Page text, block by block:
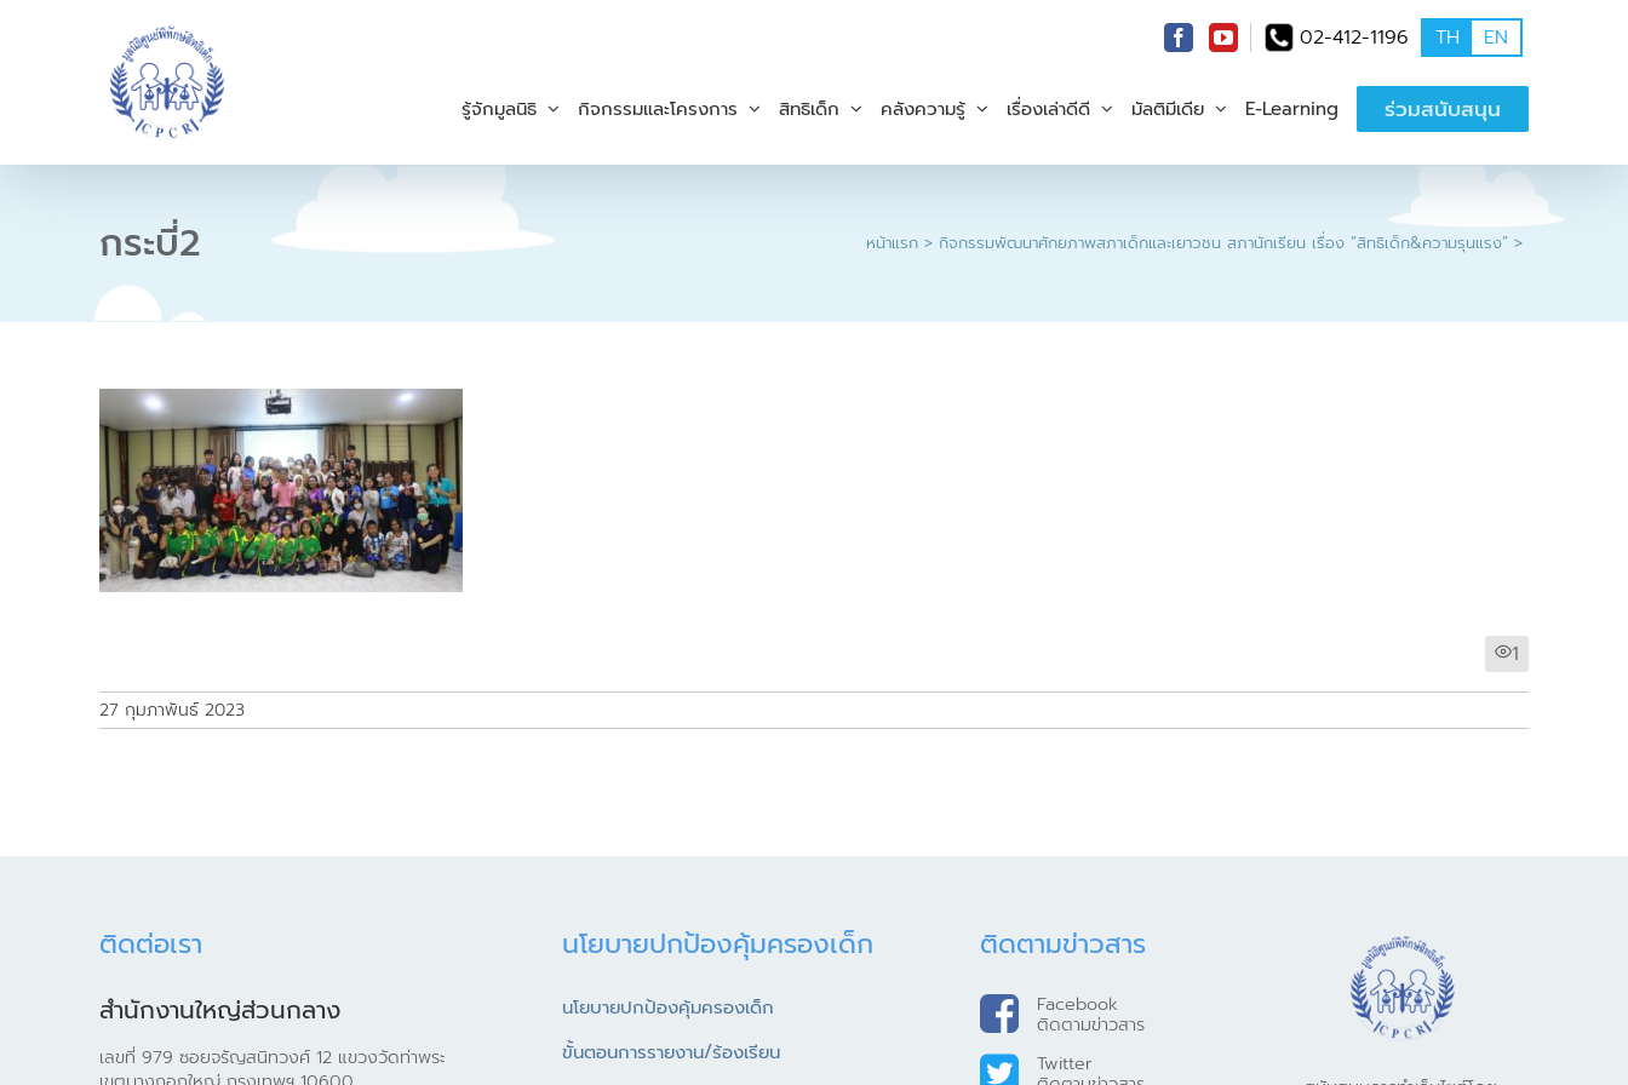
c
t
02-412-1196 TH EN
รู้จักมูลนิธิ กิจกรรมและโครงการ สิทธิเด็ก คลังความรู้ เรื่องเล่าดีดี มัลติมีเดีย E-Learning ร่วมสนับสนุน
กระบี่2 หน้าแรก กิจกรรมพัฒนาศักยภาพสภาเด็กและเยาวชน สภานักเรียน เรื่อง “สิทธิเด็ก&ความรุนแรง”
1
27 กุมภาพันธ์ 2023
ติดต่อเรา
สำนักงานใหญ่ส่วนกลาง
เลขที่ 979 ซอยจรัญสนิทวงศ์ 12 แขวงวัดท่าพระ
นโยบายปกป้องคุ้มครองเด็ก
นโยบายปกป้องคุ้มครองเด็ก
ขั้นตอนการรายงาน/ร้องเรียน
ติดตามข่าวสาร
Facebook
ติดตามข่าวสาร
Twitter